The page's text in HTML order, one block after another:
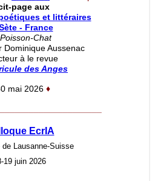
page aux
et littéraires
- France
Chat
Dominique Aussenac
à le revue
des Anges
mai 2026 ♦
EcrIA
de Lausanne-Suisse
19 juin 2026